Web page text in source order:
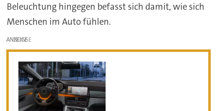
Beleuchtung hingegen befasst sich damit, wie sich
Menschen im Auto fühlen.
ANZEIGE